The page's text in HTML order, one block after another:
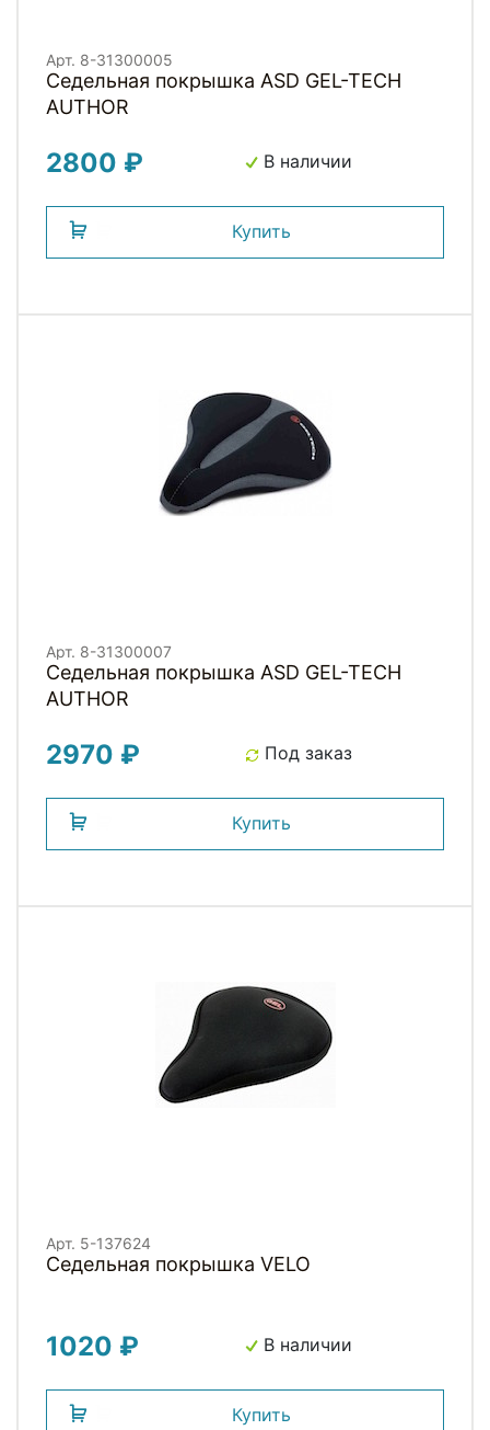
Арт. 8-31300005
Седельная покрышка ASD GEL-TECH
AUTHOR
2800 ₽ В наличии
Купить
Арт. 8-31300007
Седельная покрышка ASD GEL-TECH
AUTHOR
2970 ₽ Под заказ
Купить
Арт. 5-137624
Седельная покрышка VELO
1020 ₽ В наличии
Купить